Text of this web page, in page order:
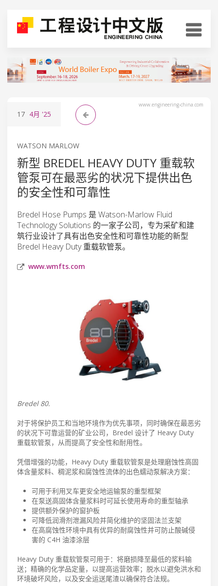
www.engineering-china.com
17 4月 '25
WATSON MARLOW
新型 BREDEL HEAVY DUTY 重载软
管泵可在最恶劣的状况下提供出色
的安全性和可靠性
Bredel Hose Pumps 是 Watson-Marlow Fluid
Technology Solutions 的一家子公司，专为采矿和建
筑行业设计了具有出色安全性和可靠性功能的新型
Bredel Heavy Duty 重载软管泵。
www.wmfts.com
Bredel 80.
对于将保护员工和当地环境作为优先事项，同时确保在最恶劣
的状况下可靠运营的矿业公司，Bredel 设计了 Heavy Duty
重载软管泵，从而提高了安全性和耐用性。
凭借增强的功能，Heavy Duty 重载软管泵是处理磨蚀性高固
体含量浆料、稠泥浆和腐蚀性流体的出色蠕动泵解决方案：
可用于利用叉车更安全地运输泵的重型框架
在泵送高固体含量浆料时可延长使用寿命的重型轴承
提供额外保护的窗护板
可降低润滑剂泄漏风险并简化维护的坚固法兰支架
在高腐蚀性环境中具有优异的耐腐蚀性并可防止酸碱侵
害的 C4H 油漆涂层
Heavy Duty 重载软管泵可用于：将磨损降至最低的浆料输
送；精确的化学品定量，以提高运营效率；脱水以避免洪水和
环境破坏风险，以及安全运送尾渣以确保符合法规。